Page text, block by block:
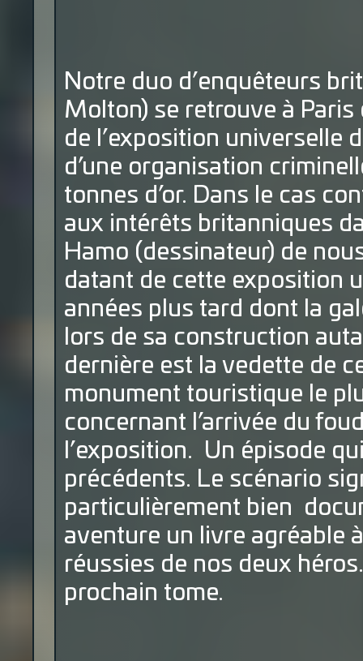
Notre duo d’enquêteurs
Molton) se retrouve à
de l’exposition universelle
d’une organisation
tonnes d’or. Dans le cas
aux intérêts britanniques
Hamo (dessinateur) de
datant de cette exposition
années plus tard dont la
lors de sa construction
dernière est la vedette de
monument touristique le
concernant l’arrivée du
l’exposition. Un épisode
précédents. Le scénario
particulièrement bien
aventure un livre agréable
réussies de nos deux
prochain tome.